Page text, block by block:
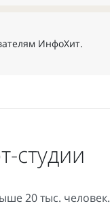
ИнфоХит.
студии
20 тыс.